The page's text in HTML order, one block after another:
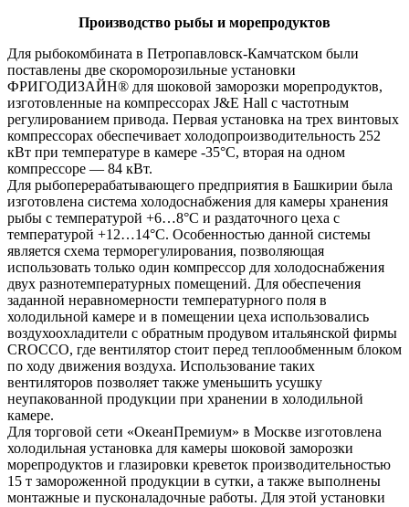
Производство рыбы и морепродуктов
Для рыбокомбината в Петропавловск-Камчатском были
поставлены две скороморозильные установки
ФРИГОДИЗАЙН® для шоковой заморозки морепродуктов,
изготовленные на компрессорах J&E Hall с частотным
регулированием привода. Первая установка на трех винтовых
компрессорах обеспечивает холодопроизводительность 252
кВт при температуре в камере -35°С, вторая на одном
компрессоре — 84 кВт.
Для рыбоперерабатывающего предприятия в Башкирии была
изготовлена система холодоснабжения для камеры хранения
рыбы с температурой +6…8°С и раздаточного цеха с
температурой +12…14°С. Особенностью данной системы
является схема терморегулирования, позволяющая
использовать только один компрессор для холодоснабжения
двух разнотемпературных помещений. Для обеспечения
заданной неравномерности температурного поля в
холодильной камере и в помещении цеха использовались
воздухоохладители c обратным продувом итальянской фирмы
CROCCO, где вентилятор стоит перед теплообменным блоком
по ходу движения воздуха. Использование таких
вентиляторов позволяет также уменьшить усушку
неупакованной продукции при хранении в холодильной
камере.
Для торговой сети «ОкеанПремиум» в Москве изготовлена
холодильная установка для камеры шоковой заморозки
морепродуктов и глазировки креветок производительностью
15 т замороженной продукции в сутки, а также выполнены
монтажные и пусконаладочные работы. Для этой установки